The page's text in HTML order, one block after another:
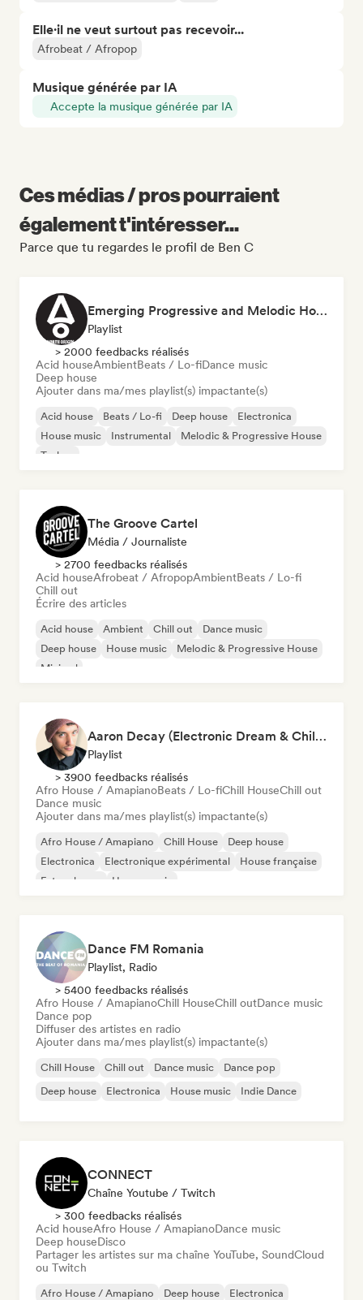
Elle·il ne veut surtout pas recevoir...
Afrobeat / Afropop
Musique générée par IA
Accepte la musique générée par IA
Ces médias / pros pourraient
également t'intéresser...
Parce que tu regardes le profil de Ben C
Emerging Progressive and Melodic House Artists
Playlist
> 2000 feedbacks réalisés
Acid houseAmbientBeats / Lo-fiDance music
Deep house
Ajouter dans ma/mes playlist(s) impactante(s)
Acid house Beats / Lo-fi Deep house
Electronica
House music
Instrumental
Melodic & Progressive House
Techno
The Groove Cartel
Média / Journaliste
> 2700 feedbacks réalisés
Acid houseAfrobeat / AfropopAmbientBeats / Lo-fi
Chill out
Écrire des articles
Acid house Ambient Chill out
Dance music
Deep house
House music
Melodic & Progressive House
Minimal
Aaron Decay (Electronic Dream & Chill Electronic Dream playlists)
Playlist
> 3900 feedbacks réalisés
Afro House / AmapianoBeats / Lo-fiChill HouseChill out
Dance music
Ajouter dans ma/mes playlist(s) impactante(s)
Afro House / Amapiano Chill House
Deep house
Electronica
Electronique expérimental
House française
Future house
House music
Dance FM Romania
Playlist, Radio
> 5400 feedbacks réalisés
Afro House / AmapianoChill HouseChill outDance music
Dance pop
Diffuser des artistes en radio
Ajouter dans ma/mes playlist(s) impactante(s)
Chill House Chill out Dance music
Dance pop
Deep house
Electronica House music Indie Dance
CONNECT
Chaîne Youtube / Twitch
> 300 feedbacks réalisés
Acid houseAfro House / AmapianoDance music
Deep houseDisco
Partager les artistes sur ma chaîne YouTube, SoundCloud
ou Twitch
Afro House / Amapiano Deep house
Electronica